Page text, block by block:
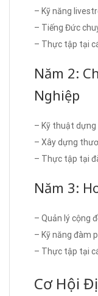
– Kỹ năng
– Tiếng Đức
– Thực tập tại
Năm 2:
Nghiệp
– Kỹ thuật
– Xây dựng
– Thực tập tại
Năm 3:
– Quản lý cộng
– Kỹ năng đàm
– Thực tập tại
Cơ Hội